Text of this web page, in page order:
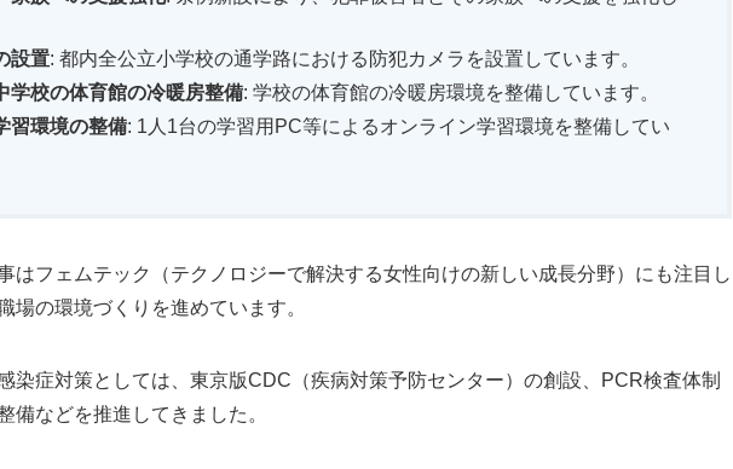
設置: 都内全公立小学校の通学路における防犯カメラを設置しています。
学校の体育館の冷暖房整備: 学校の体育館の冷暖房環境を整備しています。
習環境の整備: 1人1台の学習用PC等によるオンライン学習環境を整備してい
はフェムテック（テクノロジーで解決する女性向けの新しい成長分野）にも注目し
場の環境づくりを進めています。
染症対策としては、東京版CDC（疾病対策予防センター）の創設、PCR検査体制
備などを推進してきました。